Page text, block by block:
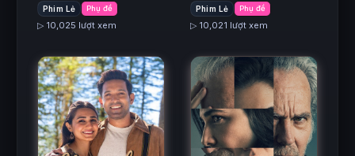
Phim Lẻ Phụ đề
▷ 10,025 lượt xem
Phim Lẻ Phụ đề
▷ 10,021 lượt xem